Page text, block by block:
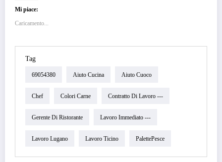
Mi piace:
Caricamento...
Tag
69054380 Aiuto Cucina Aiuto Cuoco
Chef Colori Carne Contratto Di Lavoro ---
Gerente Di Ristorante Lavoro Immediato ---
Lavoro Lugano Lavoro Ticino PalettePesce